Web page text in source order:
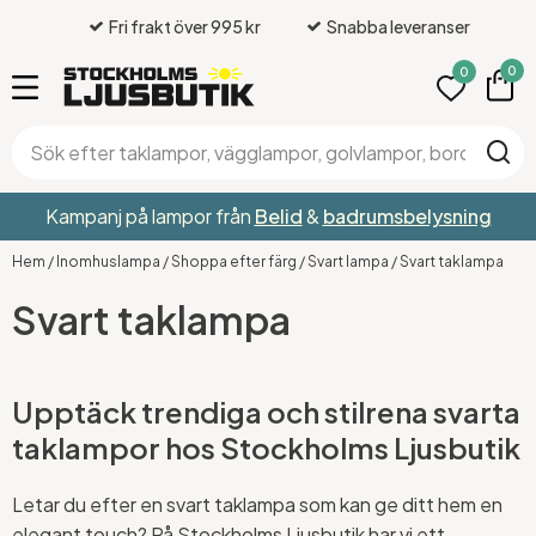
Fri frakt över 995 kr Snabba leveranser
0 0
Kampanj på lampor från Belid& badrumsbelysning
Hem / Inomhuslampa /Shoppa efter färg /Svart lampa /Svart taklampa
Svart taklampa
Upptäck trendiga och stilrena svarta
taklampor hos Stockholms Ljusbutik
Letar du efter en svart taklampa som kan ge ditt hem en